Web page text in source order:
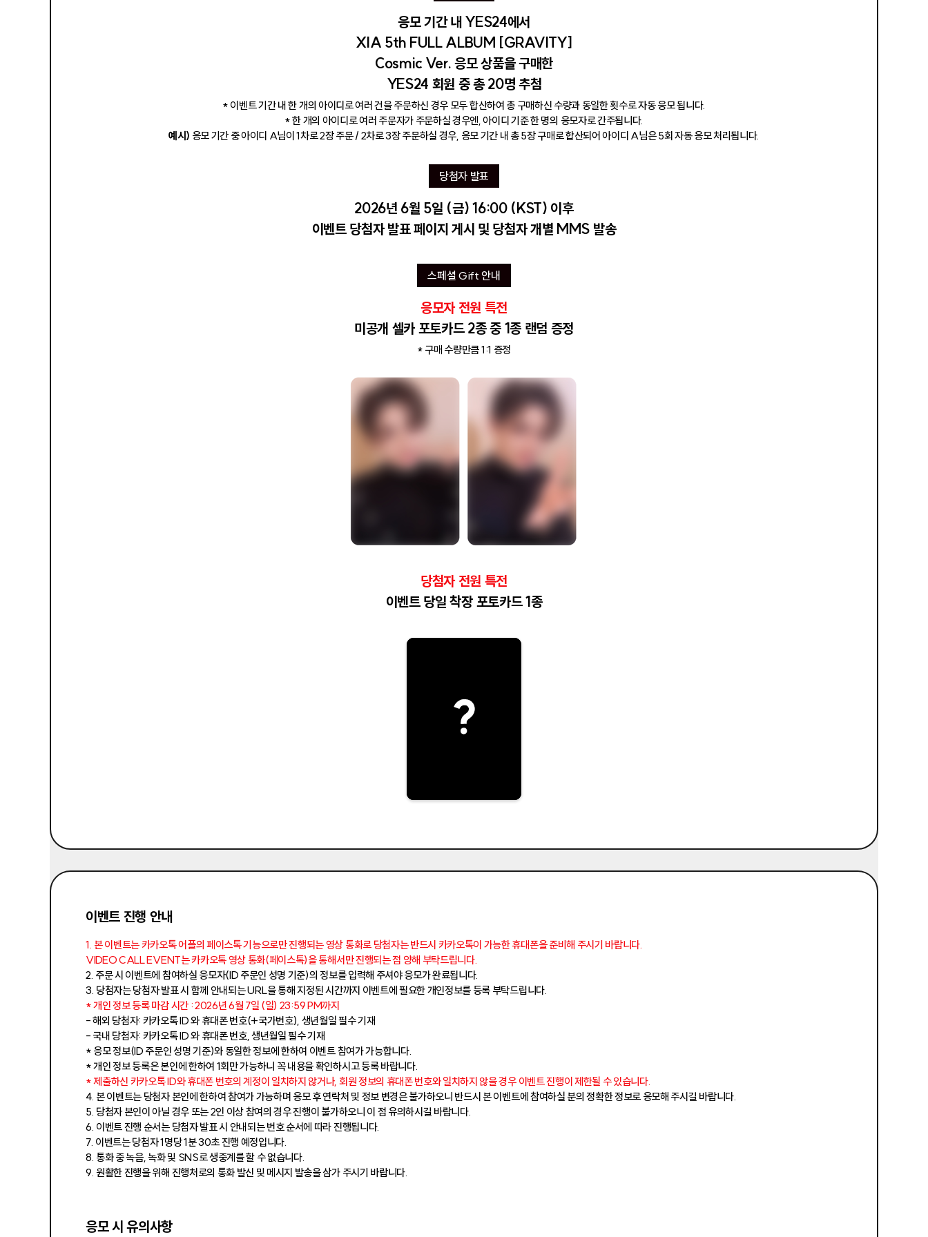
응모 기간 내 YES24에서
XIA 5th FULL ALBUM [GRAVITY]
Cosmic Ver. 응모 상품을 구매한
YES24 회원 중 총 20명 추첨
* 이벤트 기간 내 한 개의 아이디로 여러 건을 주문하신 경우 모두 합산하여 총 구매하신 수량과 동일한 횟수로 자동 응모 됩니다.
* 한 개의 아이디로 여러 주문자가 주문하실 경우엔, 아이디 기준 한 명의 응모자로 간주됩니다.
예시) 응모 기간 중 아이디 A님이 1차로 2장 주문 / 2차로 3장 주문하실 경우, 응모 기간 내 총 5장 구매로 합산되어 아이디 A님은 5회 자동 응모 처리됩니다.
당첨자 발표
2026년 6월 5일 (금) 16:00 (KST) 이후
이벤트 당첨자 발표 페이지 게시 및 당첨자 개별 MMS 발송
스페셜 Gift 안내
응모자 전원 특전
미공개 셀카 포토카드 2종 중 1종 랜덤 증정
* 구매 수량만큼 1:1 증정
당첨자 전원 특전
이벤트 당일 착장 포토카드 1종
이벤트 진행 안내
1. 본 이벤트는 카카오톡 어플의 페이스톡 기능으로만 진행되는 영상 통화로 당첨자는 반드시 카카오톡이 가능한 휴대폰을 준비해 주시기 바랍니다.
VIDEO CALL EVENT는 카카오톡 영상 통화(페이스톡)을 통해서만 진행되는 점 양해 부탁드립니다.
2. 주문 시 이벤트에 참여하실 응모자(ID 주문인 성명 기준)의 정보를 입력해 주셔야 응모가 완료됩니다.
3. 당첨자는 당첨자 발표 시 함께 안내되는 URL을 통해 지정된 시간까지 이벤트에 필요한 개인정보를 등록 부탁드립니다.
* 개인 정보 등록 마감 시간 : 2026년 6월 7일 (일) 23:59 PM까지
- 해외 당첨자: 카카오톡 ID 와 휴대폰 번호(+국가번호), 생년월일 필수 기재
- 국내 당첨자: 카카오톡 ID 와 휴대폰 번호, 생년월일 필수 기재
* 응모 정보(ID 주문인 성명 기준)와 동일한 정보에 한하여 이벤트 참여가 가능합니다.
* 개인 정보 등록은 본인에 한하여 1회만 가능하니 꼭 내용을 확인하시고 등록 바랍니다.
* 제출하신 카카오톡 ID와 휴대폰 번호의 계정이 일치하지 않거나, 회원 정보의 휴대폰 번호와 일치하지 않을 경우 이벤트 진행이 제한될 수 있습니다.
4. 본 이벤트는 당첨자 본인에 한하여 참여가 가능하며 응모 후 연락처 및 정보 변경은 불가하오니 반드시 본 이벤트에 참여하실 분의 정확한 정보로 응모해 주시길 바랍니다.
5. 당첨자 본인이 아닐 경우 또는 2인 이상 참여의 경우 진행이 불가하오니 이 점 유의하시길 바랍니다.
6. 이벤트 진행 순서는 당첨자 발표 시 안내되는 번호 순서에 따라 진행됩니다.
7. 이벤트는 당첨자 1명당 1분 30초 진행 예정입니다.
8. 통화 중 녹음, 녹화 및 SNS로 생중계를 할 수 없습니다.
9. 원활한 진행을 위해 진행처로의 통화 발신 및 메시지 발송을 삼가 주시기 바랍니다.
응모 시 유의사항